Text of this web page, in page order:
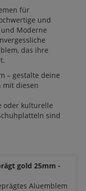
für
und
Moderne
das ihre
– gestalte deine
mit diesen
oder kulturelle
sind
gold 25mm -
Aluemblem